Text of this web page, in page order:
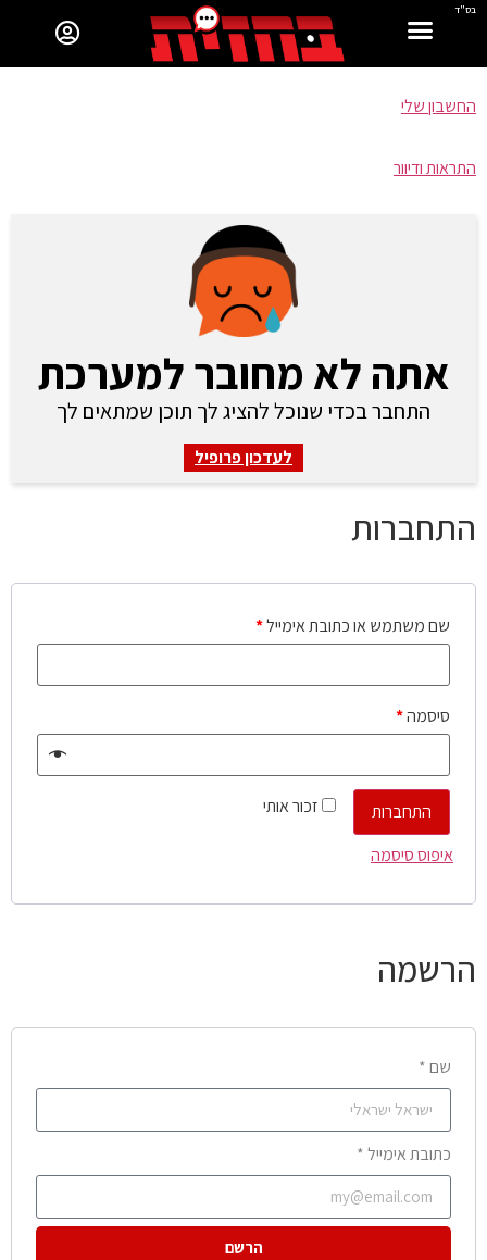
בס"ד
החשבון שלי
התראות ודיוור
אתה לא מחובר למערכת
התחבר בכדי שנוכל להציג לך תוכן שמתאים לך
לעדכון פרופיל
התחברות
שם משתמש או כתובת אימייל*
סיסמה*
זכור אותי
התחברות
איפוס סיסמה
הרשמה
שם *
כתובת אימייל *
הרשם